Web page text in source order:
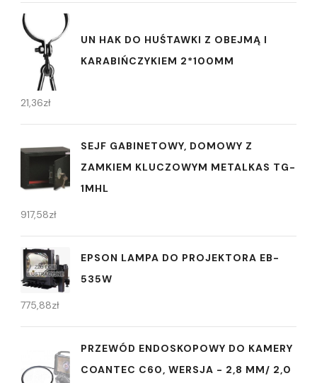
UN HAK DO HUŚTAWKI Z OBEJMĄ I
KARABIŃCZYKIEM 2*100MM
21,36zł
SEJF GABINETOWY, DOMOWY Z
ZAMKIEM KLUCZOWYM METALKAS TG-
1MHL
917,58zł
EPSON LAMPA DO PROJEKTORA EB-
535W
775,88zł
PRZEWÓD ENDOSKOPOWY DO KAMERY
COANTEC C60, WERSJA - 2,8 MM/ 2,0